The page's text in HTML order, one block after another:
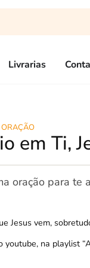
Livrarias
ORAÇÃO
em Ti,
oração para te
Jesus vem,
youtube, na playlist